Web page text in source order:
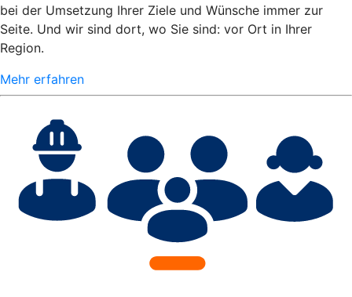
bei der Umsetzung Ihrer Ziele und Wünsche immer zur
Seite. Und wir sind dort, wo Sie sind: vor Ort in Ihrer
Region.
Mehr erfahren